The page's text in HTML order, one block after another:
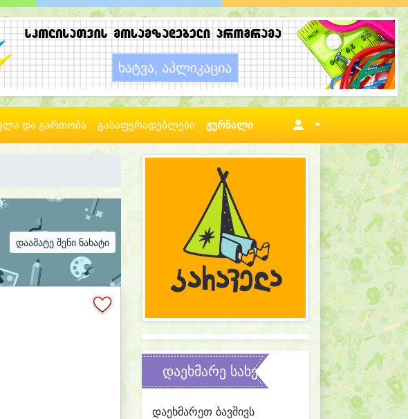
და გართობა გასაფერადებლები ჟურნალი
დაამატე შენი ნახატი
დაეხმარე სახელის შერჩევაში
დაეხმარეთ ბავშივს